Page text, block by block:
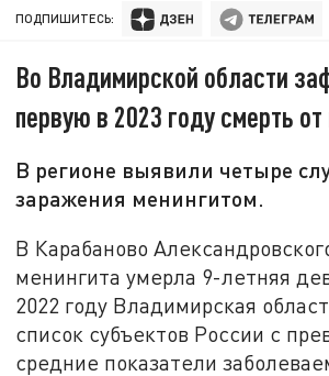
ПОДПИШИТЕСЬ:
Во Владимирской области
первую в 2023 году смерть от
В регионе выявили четыре
заражения менингитом.
В Карабаново
менингита умерла 9-летняя
2022 году Владимирская
список субъектов России с
средние показатели